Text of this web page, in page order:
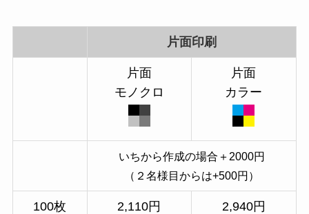
片面印刷
片面
モノクロ
片面
カラー
いちから作成の場合＋2000円
（２名様目からは+500円）
100枚 2,110円 2,940円